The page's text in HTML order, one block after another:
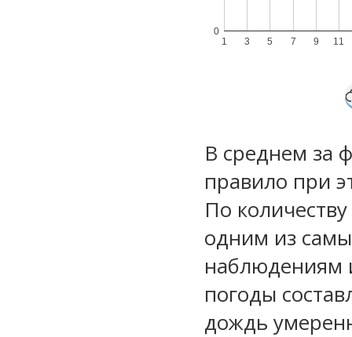
1 3 5 7 9 11
0
В среднем за
правило при
По
одним из
наблюдениям
погоды
дождь